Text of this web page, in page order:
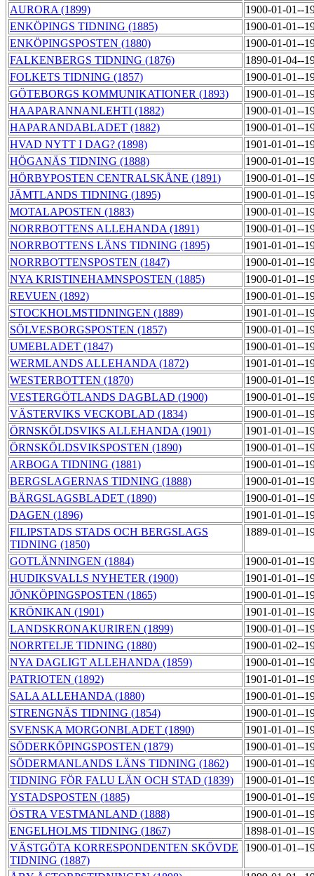
AURORA (1899)
1900-01-01--
ENKÖPINGS TIDNING (1885)
1900-01-01--
ENKÖPINGSPOSTEN (1880)
1900-01-01--
FALKENBERGS TIDNING (1876)
1890-01-04--
FOLKETS TIDNING (1857)
1900-01-01--
GÖTEBORGS KOMMUNIKATIONER (1893)
1900-01-01--
HAAPARANNANLEHTI (1882)
1900-01-01--
HAPARANDABLADET (1882)
1900-01-01--
HVAD NYTT I DAG? (1898)
1901-01-01--
HÖGANÄS TIDNING (1888)
1900-01-01--
HÖRBYPOSTEN CENTRALSKÅNE (1891)
1900-01-01--
JÄMTLANDS TIDNING (1895)
1900-01-01--
MOTALAPOSTEN (1883)
1900-01-01--
NORRBOTTENS ALLEHANDA (1891)
1900-01-01--
NORRBOTTENS LÄNS TIDNING (1895)
1901-01-01--
NORRBOTTENSPOSTEN (1847)
1900-01-01--
NYA KRISTINEHAMNSPOSTEN (1885)
1900-01-01--
REVUEN (1892)
1900-01-01--
STOCKHOLMSTIDNINGEN (1889)
1901-01-01--
SÖLVESBORGSPOSTEN (1857)
1900-01-01--
UMEBLADET (1847)
1900-01-01--
WERMLANDS ALLEHANDA (1872)
1901-01-01--
WESTERBOTTEN (1870)
1900-01-01--
VESTERGÖTLANDS DAGBLAD (1900)
1900-01-01--
VÄSTERVIKS VECKOBLAD (1834)
1900-01-01--
ÖRNSKÖLDSVIKS ALLEHANDA (1901)
1901-01-01--
ÖRNSKÖLDSVIKSPOSTEN (1890)
1900-01-01--
ARBOGA TIDNING (1881)
1900-01-01--
BERGSLAGERNAS TIDNING (1888)
1900-01-01--
BÄRGSLAGSBLADET (1890)
1900-01-01--
DAGEN (1896)
1901-01-01--
FILIPSTADS STADS OCH BERGSLAGS
TIDNING (1850)
1889-01-01--
GOTLÄNNINGEN (1884)
1900-01-01--
HUDIKSVALLS NYHETER (1900)
1901-01-01--
JÖNKÖPINGSPOSTEN (1865)
1900-01-01--
KRÖNIKAN (1901)
1901-01-01--
LANDSKRONAKURIREN (1899)
1900-01-01--
NORRTELJE TIDNING (1880)
1900-01-02--
NYA DAGLIGT ALLEHANDA (1859)
1900-01-01--
PATRIOTEN (1892)
1901-01-01--
SALA ALLEHANDA (1880)
1900-01-01--
STRENGNÄS TIDNING (1854)
1900-01-01--
SVENSKA MORGONBLADET (1890)
1901-01-01--
SÖDERKÖPINGSPOSTEN (1879)
1900-01-01--
SÖDERMANLANDS LÄNS TIDNING (1862)
1900-01-01--
TIDNING FÖR FALU LÄN OCH STAD (1839)
1900-01-01--
YSTADSPOSTEN (1885)
1900-01-01--
ÖSTRA VESTMANLAND (1888)
1900-01-01--
ENGELHOLMS TIDNING (1867)
1898-01-01--
VÄSTGÖTA KORRESPONDENTEN SKÖVDE
TIDNING (1887)
1900-01-01--